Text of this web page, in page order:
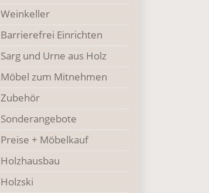
Weinkeller
Barrierefrei Einrichten
Sarg und Urne aus Holz
Möbel zum Mitnehmen
Zubehör
Sonderangebote
Preise + Möbelkauf
Holzhausbau
Holzski